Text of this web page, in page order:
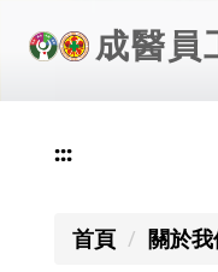
到
成醫員
:::
首頁 關於